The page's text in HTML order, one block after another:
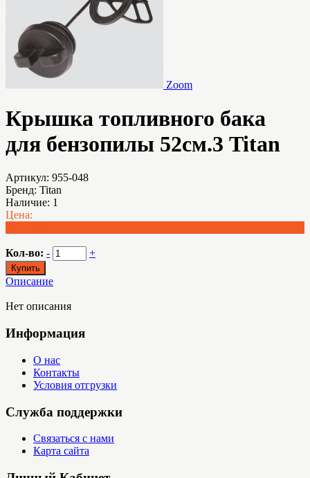
Zoom
Крышка топливного бака
для бензопилы 52см.3 Titan
Артикул: 955-048
Бренд: Titan
Наличие: 1
Цена:
Кол-во: - +
Описание
Нет описания
Информация
О нас
Контакты
Условия отгрузки
Служба поддержки
Связаться с нами
Карта сайта